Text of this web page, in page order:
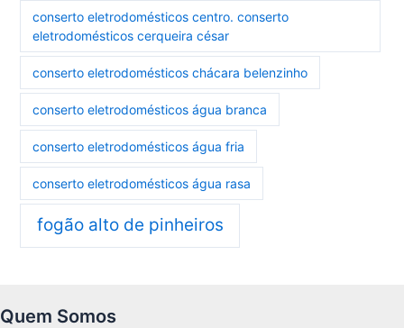
conserto eletrodomésticos centro. conserto
eletrodomésticos cerqueira césar
conserto eletrodomésticos chácara belenzinho
conserto eletrodomésticos água branca
conserto eletrodomésticos água fria
conserto eletrodomésticos água rasa
fogão alto de pinheiros
Quem Somos